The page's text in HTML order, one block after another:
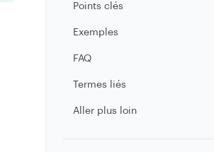
Points clés
Exemples
FAQ
Termes liés
Aller plus loin